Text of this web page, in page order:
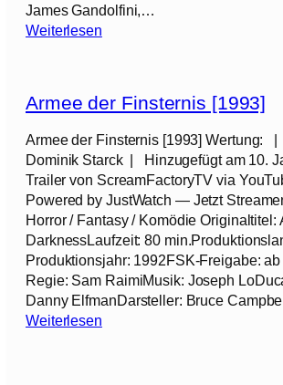
James Gandolfini,…
Weiterlesen:
o
–
T
a
u
k
e
i
n
Armee der Finsternis [1993]
Armee der Finsternis [1993] Wertung:
Dominik Starck | Hinzugefügt am 10.
Trailer von ScreamFactoryTV via
Powered by JustWatch — Jetzt
Horror / Fantasy / Komödie Originaltitel:
DarknessLaufzeit: 80
Produktionsjahr: 1992FSK-Freigabe:
Regie: Sam RaimiMusik: Joseph
Danny ElfmanDarsteller: Bruce
Weiterlesen: